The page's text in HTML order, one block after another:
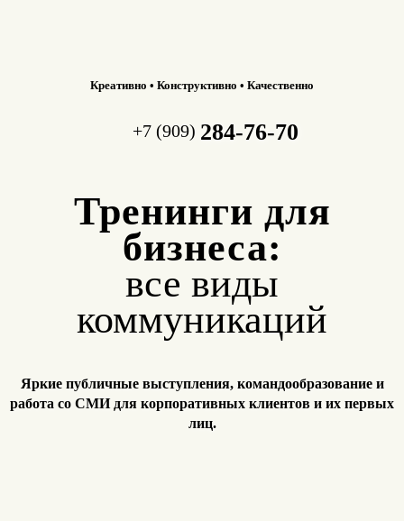
Креативно • Конструктивно • Качественно
+7 (909) 284-76-70
Тренинги для
бизнеса:
все виды
коммуникаций
Яркие публичные выступления, командообразование и
работа со СМИ для корпоративных клиентов и их первых
лиц.